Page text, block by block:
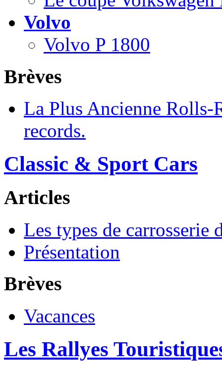
Volvo
Volvo P 1800
Brèves
La Plus Ancienne Rolls-
records.
Classic & Sport Cars
Articles
Les types de carrosserie
Présentation
Brèves
Vacances
Les Rallyes